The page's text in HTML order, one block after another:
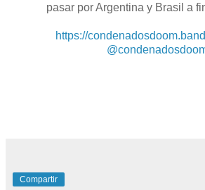
pasar por Argentina y Brasil a
https://
Compartir